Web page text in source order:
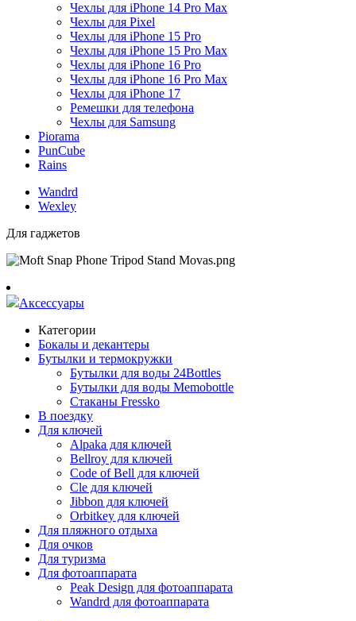
Чехлы для iPhone 14 Pro Max
Чехлы для Pixel
Чехлы для iPhone 15 Pro
Чехлы для iPhone 15 Pro Max
Чехлы для iPhone 16 Pro
Чехлы для iPhone 16 Pro Max
Чехлы для iPhone 17
Ремешки для телефона
Чехлы для Samsung
Piorama
PunCube
Rains
Wandrd
Wexley
Для гаджетов
Аксессуары
Категории
Бокалы и декантеры
Бутылки и термокружки
Бутылки для воды 24Bottles
Бутылки для воды Memobottle
Стаканы Fressko
В поездку
Для ключей
Alpaka для ключей
Bellroy для ключей
Code of Bell для ключей
Cle для ключей
Jibbon для ключей
Orbitkey для ключей
Для пляжного отдыха
Для очков
Для туризма
Для фотоаппарата
Peak Design для фотоаппарата
Wandrd для фотоаппарата